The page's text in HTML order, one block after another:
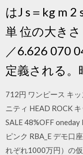
はJ s＝kg m
単 位の大き
／6.626 070
定義される。
712円 ワンピース キ
ニティ HEAD ROCK
SALE 48%OFF
ピンク RBA_E デモ口
れぞれ1000万円）の